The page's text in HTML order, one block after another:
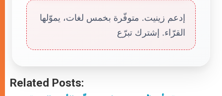
إدعم زينيت. متوفّرة بخمس لغات، يموّلها
القرّاء. إشترك تبرّع
Related Posts: